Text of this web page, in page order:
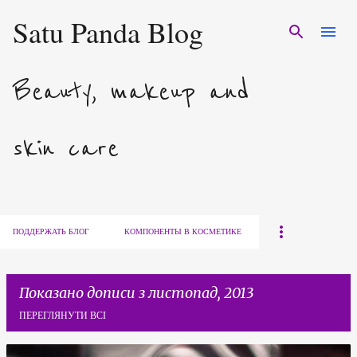
Перейти до основного вмісту
Satu Panda Blog
Beauty, makeup and
skin care
ПОДДЕРЖАТЬ БЛОГ КОМПОНЕНТЫ В КОСМЕТИКЕ
Показано дописи з листопад, 2013
ПЕРЕГЛЯНУТИ ВСІ